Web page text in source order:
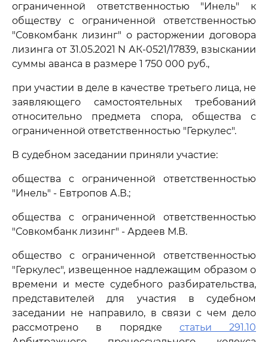
ограниченной ответственностью "Инель" к
обществу с ограниченной ответственностью
"Совкомбанк лизинг" о расторжении договора
лизинга от 31.05.2021 N АК-0521/17839, взыскании
суммы аванса в размере 1 750 000 руб.,
при участии в деле в качестве третьего лица, не
заявляющего самостоятельных требований
относительно предмета спора, общества с
ограниченной ответственностью "Геркулес".
В судебном заседании приняли участие:
общества с ограниченной ответственностью
"Инель" - Евтропов А.В.;
общества с ограниченной ответственностью
"Совкомбанк лизинг" - Ардеев М.В.
общество с ограниченной ответственностью
"Геркулес", извещенное надлежащим образом о
времени и месте судебного разбирательства,
представителей для участия в судебном
заседании не направило, в связи с чем дело
рассмотрено в порядке статьи 291.10